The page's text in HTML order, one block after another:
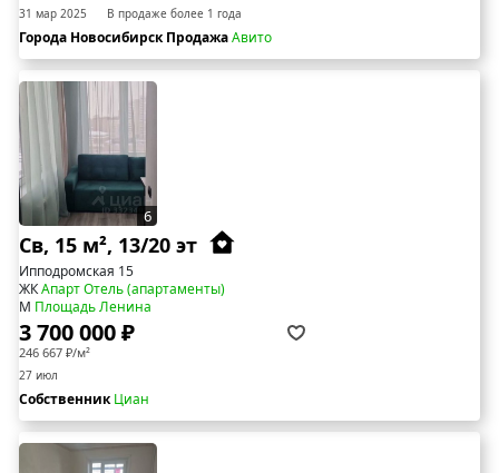
31 мар 2025 В продаже более 1 года
Города Новосибирск ПродажаАвито
6
Св, 15 м², 13/20 эт
Ипподромская 15
ЖКАпарт Отель (апартаменты)
М Площадь Ленина
3 700 000 ₽
246 667 ₽/м²
27 июл
СобственникЦиан